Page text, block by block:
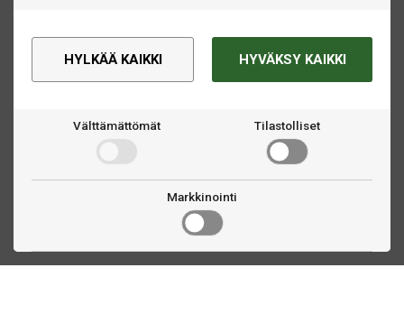
HYLKÄÄ KAIKKI HYVÄKSY KAIKKI
Välttämättömät Tilastolliset
Markkinointi